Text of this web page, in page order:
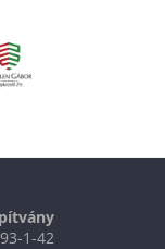
1-42